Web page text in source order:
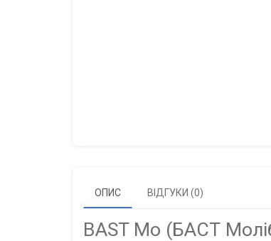
ОПИС ВІДГУКИ (0)
BAST Мo (БАСТ